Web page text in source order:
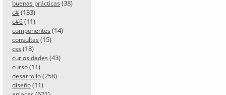
buenas prácticas (38)
c# (133)
c#6 (11)
componentes (14)
consultas (15)
css (18)
curiosidades (43)
curso (11)
desarrollo (258)
diseño (11)